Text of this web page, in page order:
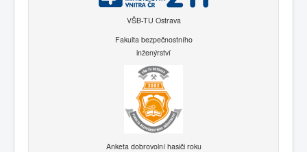
VŠB-TU Ostrava
Fakulta bezpečnostního
inženýrství
Anketa dobrovolní hasiči roku